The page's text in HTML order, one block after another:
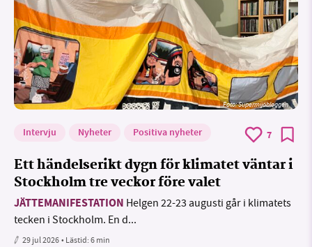
Foto: Supermijöbloggen
Intervju Nyheter Positiva nyheter 7
Ett händelserikt dygn för klimatet väntar i
Stockholm tre veckor före valet
JÄTTEMANIFESTATION Helgen 22-23 augusti går i klimatets
tecken i Stockholm. En d...
29 jul 2026• Lästid:6 min